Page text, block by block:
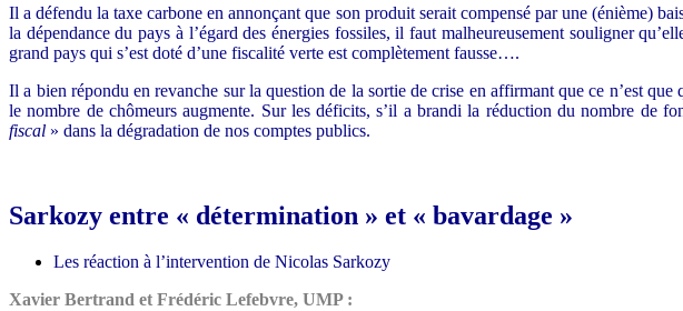
Il a défendu la taxe carbone en annonçant que son produit serait compensé par une (énième)
la dépendance du pays à l’égard des énergies fossiles, il faut malheureusement souligner
grand pays qui s’est doté d’une fiscalité verte est complètement fausse….
Il a bien répondu en revanche sur la question de la sortie de crise en affirmant que ce n’est
le nombre de chômeurs augmente. Sur les déficits, s’il a brandi la réduction du nombre de
fiscal » dans la dégradation de nos comptes publics.
Sarkozy entre « détermination » et « bavardage »
Les réaction à l’intervention de Nicolas Sarkozy
Xavier Bertrand et Frédéric Lefebvre, UMP :